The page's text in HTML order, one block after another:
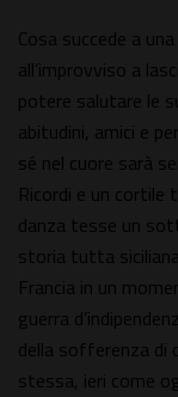
Cosa succede a
all’improvviso a
potere salutare le
abitudini, amici e
sé nel cuore sarà
Ricordi e un cortile
danza tesse un
storia tutta
Francia in un
guerra
della sofferenza di
stessa, ieri come